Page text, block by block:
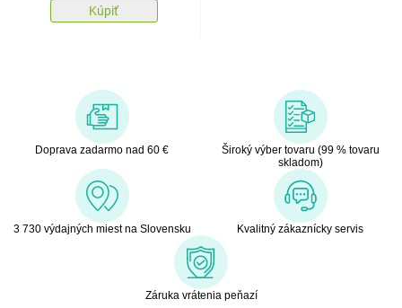
Kúpiť
Doprava zadarmo nad 60 €
Široký výber tovaru (99 % tovaru
skladom)
3 730 výdajných miest na Slovensku Kvalitný zákaznícky servis
Záruka vrátenia peňazí